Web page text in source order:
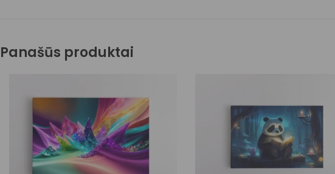
Panašūs produktai